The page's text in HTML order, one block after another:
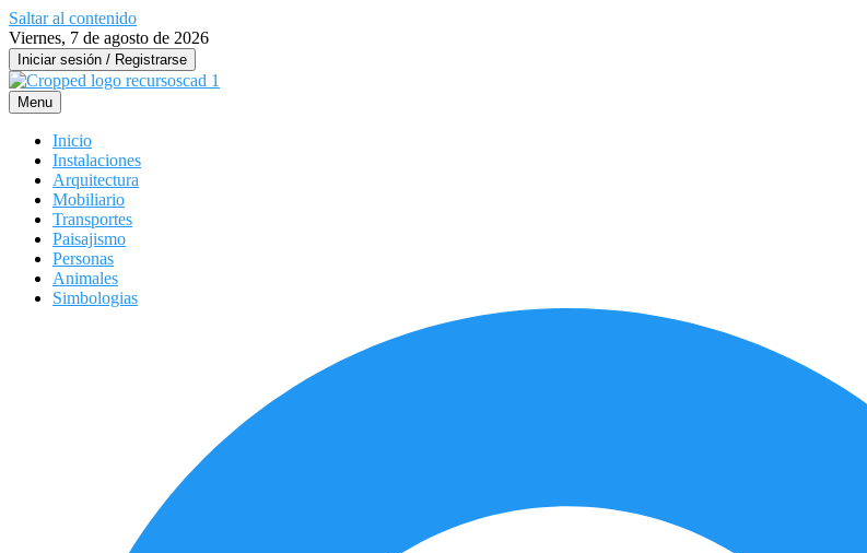
Saltar al contenido
Viernes, 7 de agosto de 2026
Iniciar sesión / Registrarse
Menu
Inicio
Instalaciones
Arquitectura
Mobiliario
Transportes
Paisajismo
Personas
Animales
Simbologias